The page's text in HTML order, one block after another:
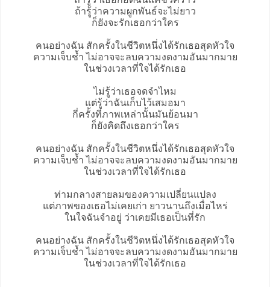
ถ้ารู้ว่าความผูกพันธ์จะไม่ยาว
ก็ยังจะรักเธอกว่าใคร
คนอย่างฉัน สักครั้งในชีวิตหนึ่งได้รักเธอสุดหัวใจ
ความเจ็บช้ำ ไม่อาจจะลบความงดงามอันมากมาย
ในช่วงเวลาที่ใจได้รักเธอ
ไม่รู้ว่าเธอจดจำไหม
แต่รู้ว่าฉันเก็บไว้เสมอมา
กี่ครั้งที่ภาพเหล่านั้นมันย้อนมา
ก็ยังคิดถึงเธอกว่าใคร
คนอย่างฉัน สักครั้งในชีวิตหนึ่งได้รักเธอสุดหัวใจ
ความเจ็บช้ำ ไม่อาจจะลบความงดงามอันมากมาย
ในช่วงเวลาที่ใจได้รักเธอ
ท่ามกลางสายลมของความเปลี่ยนแปลง
แต่ภาพของเธอไม่เคยเก่า ยาวนานถึงเมื่อไหร่
ในใจฉันจำอยู่ ว่าเคยมีเธอเป็นที่รัก
คนอย่างฉัน สักครั้งในชีวิตหนึ่งได้รักเธอสุดหัวใจ
ความเจ็บช้ำ ไม่อาจจะลบความงดงามอันมากมาย
ในช่วงเวลาที่ใจได้รักเธอ